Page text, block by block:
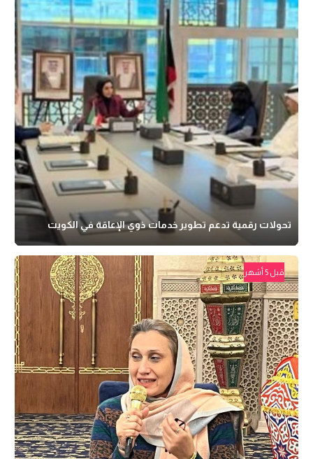
تحولات رقمية تدعم تطوير خدمات ذوي الإعاقة في الكويت
قبل 5 أشهر